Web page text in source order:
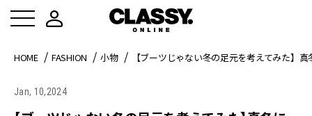
HOME FASHION 小物 【ブーツじゃない冬の足元を考えてみた】
Jan, 10,2024